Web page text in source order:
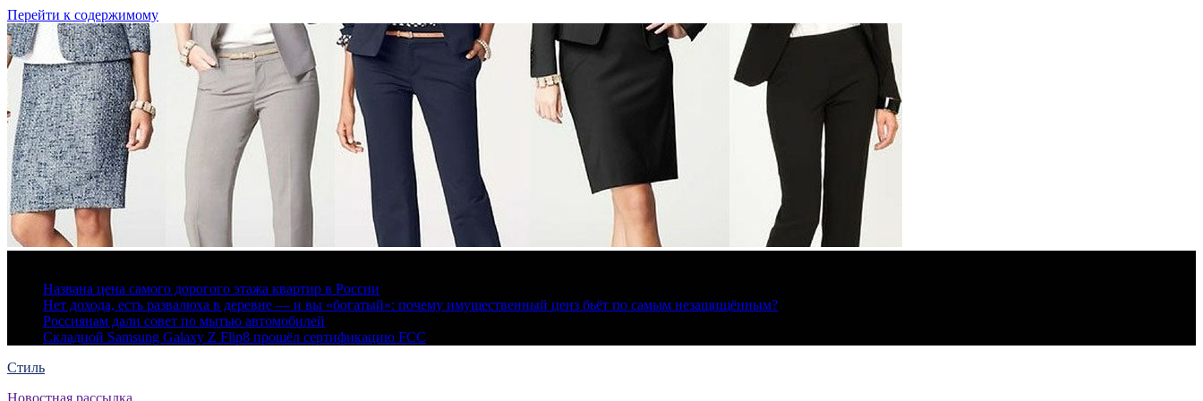
Перейти к содержимому
Названа цена самого дорогого этажа квартир в России
Нет дохода, есть развалюха в деревне — и вы «богатый»: почему имущественный ценз бьёт по самым незащищённым?
Россиянам дали совет по мытью автомобилей
Складной Samsung Galaxy Z Flip8 прошёл сертификацию FCC
Стиль
Новостная рассылка